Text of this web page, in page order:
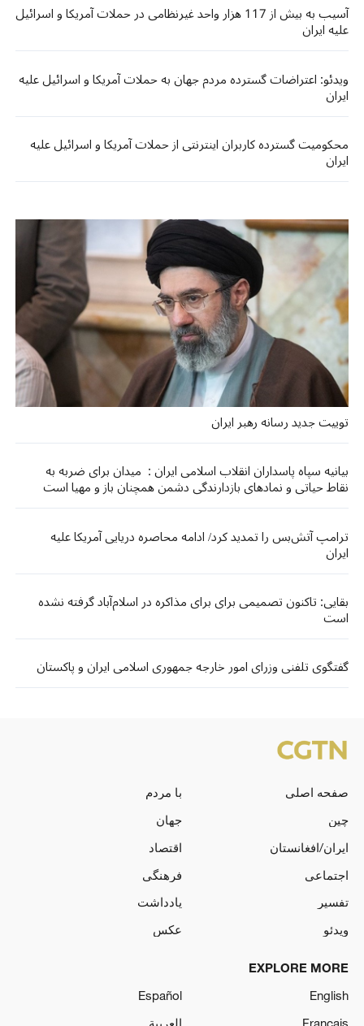
آسیب به بیش از 117 هزار واحد غیرنظامی در حملات آمریکا و اسرائیل
علیه ایران
ویدئو: اعتراضات گسترده مردم جهان به حملات آمریکا و اسرائیل علیه
ایران
محکومیت گسترده کاربران اینترنتی از حملات آمریکا و اسرائیل علیه
ایران
توییت جدید رسانه رهبر ایران
بیانیه سپاه پاسداران انقلاب اسلامی ایران : میدان برای ضربه به
نقاط حیاتی و نمادهای بازدارندگی دشمن همچنان باز و مهیا است
ترامپ آتش‌بس را تمدید کرد/ ادامه محاصره دریایی آمریکا علیه
ایران
بقایی: تاکنون تصمیمی برای برای مذاکره در اسلام‌آباد گرفته نشده
است
گفتگوی تلفنی وزرای امور خارجه جمهوری اسلامی ایران و پاکستان
صفحه اصلی
با مردم
چین
جهان
ایران/افغانستان
اقتصاد
اجتماعی
فرهنگی
تفسیر
یادداشت
ویدئو
عکس
EXPLORE MORE
English
Español
Français
العربية